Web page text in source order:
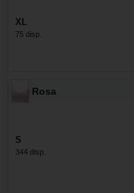
XL
75 disp.
Rosa
S
344 disp.